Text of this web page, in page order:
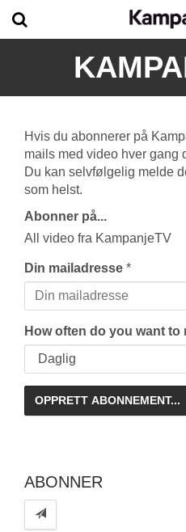
Hvis du abonnerer på
mails med video hver gang
Du kan selvfølgelig melde
som helst.
Abonner på...
All video fra KampanjeTV
Din mailadresse *
How often do you want to
ABONNER